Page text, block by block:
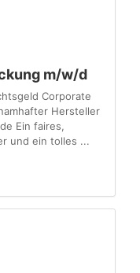
m/w/d
Corporate
Hersteller
Ein faires,
und ein tolles ...